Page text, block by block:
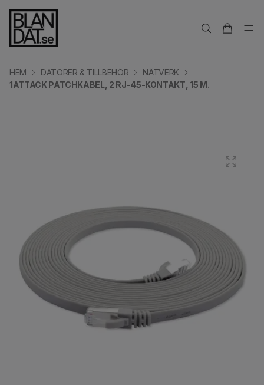
HEM DATORER & TILLBEHÖR
NÄTVERK
1ATTACK PATCHKABEL, 2 RJ-45-KONTAKT, 15 M.